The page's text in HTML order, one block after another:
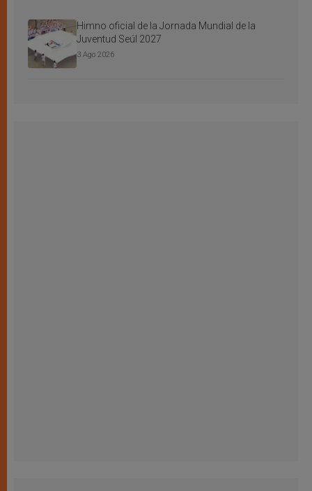
Himno oficial de la Jornada Mundial de la
Juventud Seúl 2027
3 Ago 2026